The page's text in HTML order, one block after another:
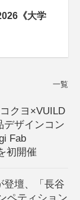
《大学
一覧
クヨ×VUILD
デザインコン
Fab
初開催
登壇、「長谷